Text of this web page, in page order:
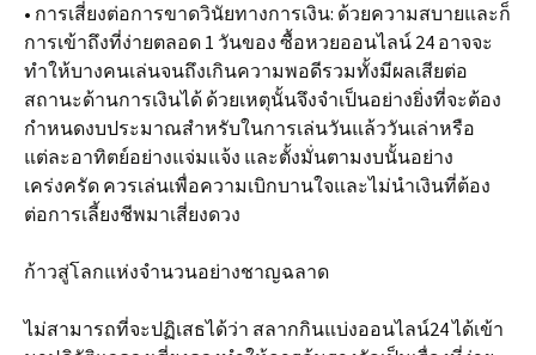
• การเสี่ยงต่อการขาดวินัยทางการเงิน: ด้วยความสบายและก็
การเข้าถึงที่ง่ายตลอด 1 วันของ ซื้อหวยออนไลน์ 24 อาจจะ
ทำให้บางคนเล่นจนถึงเกินความพอดีรวมทั้งมีผลเสียต่อ
สถานะด้านการเงินได้ ด้วยเหตุนั้นจึงจำเป็นอย่างยิ่งที่จะต้อง
กำหนดงบประมาณสำหรับในการเล่นวันแล้ววันเล่าหรือ
แต่ละอาทิตย์อย่างแจ่มแจ้ง และตั้งมั่นตามงบนั้นอย่าง
เคร่งครัด ควรเล่นเพื่อความเบิกบานใจและไม่นำเงินที่ต้อง
ต่อการเลี้ยงชีพมาเสี่ยงดวง
ก้าวสู่โลกแห่งจำนวนอย่างชาญฉลาด
ไม่สามารถที่จะปฏิเสธได้ว่า สลากกินแบ่งออนไลน์24 ได้เข้า